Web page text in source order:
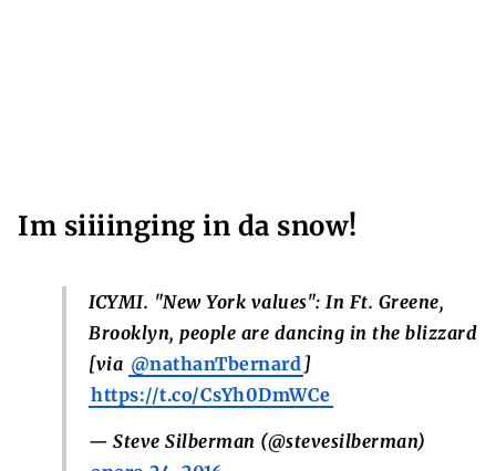
Im siiiinging in da snow!
ICYMI. "New York values": In Ft. Greene,
Brooklyn, people are dancing in the blizzard
[via @nathanTbernard ]
https://t.co/CsYh0DmWCe
— Steve Silberman (@stevesilberman)